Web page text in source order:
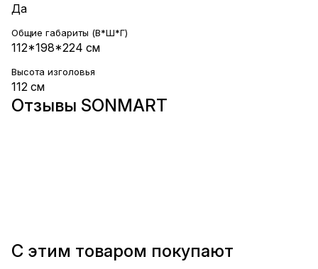
Да
Общие габариты (В*Ш*Г)
112*198*224 см
Высота изголовья
112 см
Отзывы SONMART
С этим товаром покупают